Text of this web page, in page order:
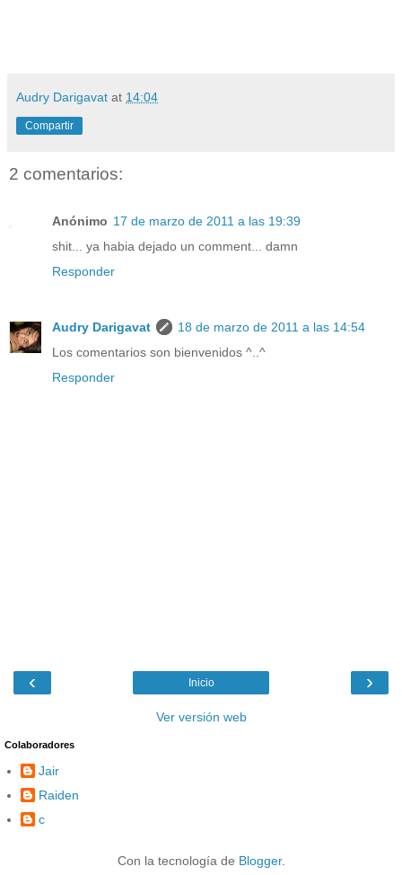
Audry Darigavat at 14:04
Compartir
2 comentarios:
Anónimo 17 de marzo de 2011 a las 19:39
shit... ya habia dejado un comment... damn
Responder
Audry Darigavat
18 de marzo de 2011 a las 14:54
Los comentarios son bienvenidos ^..^
Responder
‹ ›
Inicio
Ver versión web
Colaboradores
Jair
Raiden
c
Con la tecnología de Blogger.